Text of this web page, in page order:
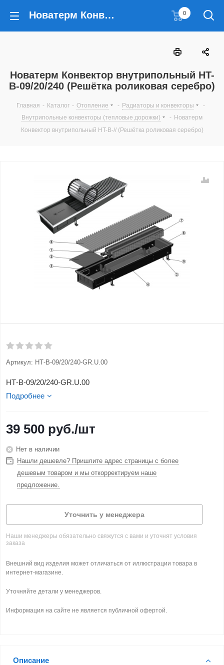
Новатерм Конвектор внутрипольный HT-B-09/20/240 (Решётка роликовая серебро) 0
Новатерм Конвектор внутрипольный HT-
B-09/20/240 (Решётка роликовая серебро)
Главная - Каталог - Отопление - Радиаторы и конвекторы
-
Внутрипольные конвекторы (тепловые дорожки)
- Новатерм
Конвектор внутрипольный HT-B-// (Решётка роликовая серебро)
Артикул: НТ-В-09/20/240-GR.U.00
НТ-В-09/20/240-GR.U.00
Подробнее
39 500 руб./шт
Нет в наличии
Нашли дешевле? Пришлите адрес страницы с более
дешевым товаром и мы откорректируем наше
предложение.
Уточнить у менеджера
Наши менеджеры обязательно свяжутся с вами и уточнят условия
заказа
Внешний вид изделия может отличаться от иллюстрации товара в
интернет-магазине.
Уточняйте детали у менеджеров.
Информация на сайте не является публичной офертой.
Описание